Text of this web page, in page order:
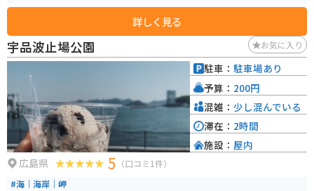
す。
詳しく見る
宇品波止場公園 お気に入り
広島県 5 （口コミ1件）
#海｜海岸｜岬
駐車： 駐車場あり
予算： 200円
混雑： 少し混んでいる
滞在： 2時間
施設： 屋内